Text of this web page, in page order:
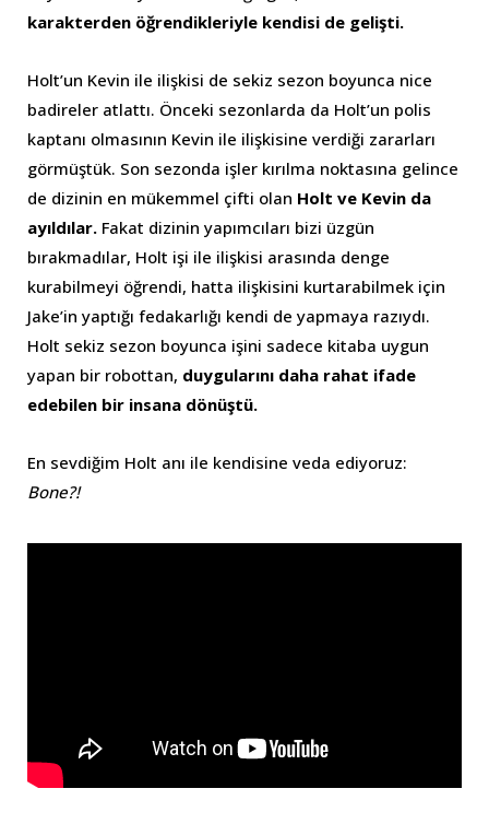
karakterden öğrendikleriyle kendisi de gelişti.
Holt’un Kevin ile ilişkisi de sekiz sezon boyunca nice
badireler atlattı. Önceki sezonlarda da Holt’un polis
kaptanı olmasının Kevin ile ilişkisine verdiği zararları
görmüştük. Son sezonda işler kırılma noktasına gelince
de dizinin en mükemmel çifti olan Holt ve Kevin da
ayıldılar. Fakat dizinin yapımcıları bizi üzgün
bırakmadılar, Holt işi ile ilişkisi arasında denge
kurabilmeyi öğrendi, hatta ilişkisini kurtarabilmek için
Jake’in yaptığı fedakarlığı kendi de yapmaya razıydı.
Holt sekiz sezon boyunca işini sadece kitaba uygun
yapan bir robottan, duygularını daha rahat ifade
edebilen bir insana dönüştü.
En sevdiğim Holt anı ile kendisine veda ediyoruz:
Bone?!